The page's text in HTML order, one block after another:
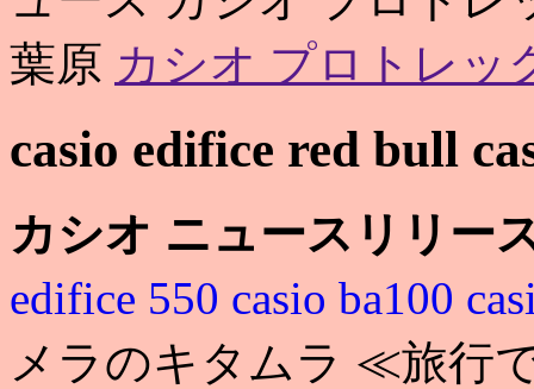
葉原 カシオ プロトレッ
casio edifice red bull
カシオ ニュースリリー
edifice 550 casio ba100
メラのキタムラ ≪旅行